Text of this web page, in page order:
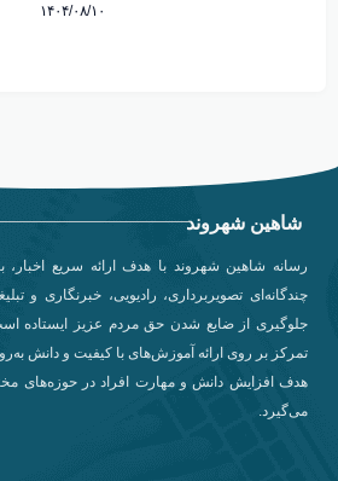
۱۴۰۴/۰۸/۱۰
شاهین شهروند
رسانه شاهین شهروند با هدف ارائه سریع اخبار،
چندگانه‌ای تصویربرداری، رادیویی، خبرنگاری و
جلوگیری از ضایع شدن حق مردم عزیز ایستاده
تمرکز بر روی ارائه آموزش‌های با کیفیت و دانش
هدف افزایش دانش و مهارت افراد در حوزه‌های
می‌گیرد.